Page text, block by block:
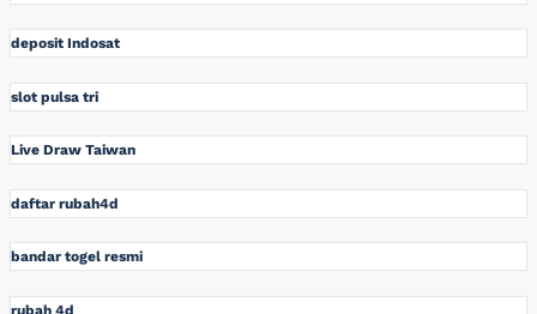
deposit Indosat
slot pulsa tri
Live Draw Taiwan
daftar rubah4d
bandar togel resmi
rubah 4d